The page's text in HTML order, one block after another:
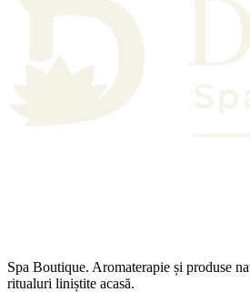
Spa Boutique. Aromaterapie și produse
ritualuri liniștite acasă.